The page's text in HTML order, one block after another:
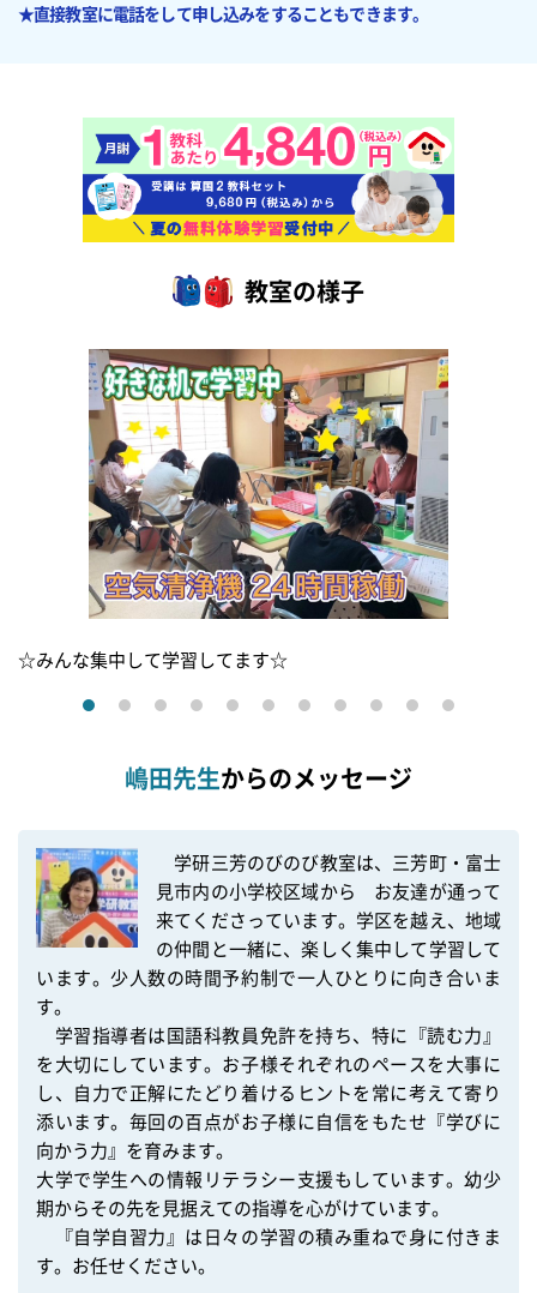
★直接教室に電話をして申し込みをすることもできます。
教室の様子
☆みんな集中して学習してます☆
嶋田先生からのメッセージ
学研三芳のびのび教室は、三芳町・富士
見市内の小学校区域から　お友達が通って
来てくださっています。学区を越え、地域
の仲間と一緒に、楽しく集中して学習して
います。少人数の時間予約制で一人ひとりに向き合いま
す。
学習指導者は国語科教員免許を持ち、特に『読む力』
を大切にしています。お子様それぞれのペースを大事に
し、自力で正解にたどり着けるヒントを常に考えて寄り
添います。毎回の百点がお子様に自信をもたせ『学びに
向かう力』を育みます。
大学で学生への情報リテラシー支援もしています。幼少
期からその先を見据えての指導を心がけています。
『自学自習力』は日々の学習の積み重ねで身に付きま
す。お任せください。